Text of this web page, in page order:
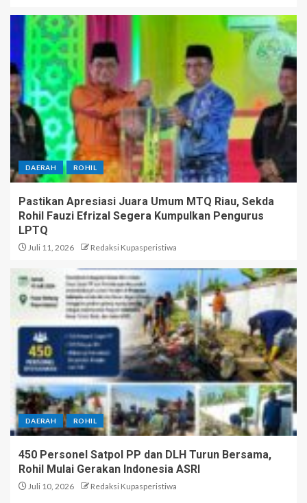
DAERAH ROHIL
Pastikan Apresiasi Juara Umum MTQ Riau, Sekda
Rohil Fauzi Efrizal Segera Kumpulkan Pengurus
LPTQ
Juli 11, 2026 Redaksi Kupasperistiwa
DAERAH ROHIL
450 Personel Satpol PP dan DLH Turun Bersama,
Rohil Mulai Gerakan Indonesia ASRI
Juli 10, 2026 Redaksi Kupasperistiwa